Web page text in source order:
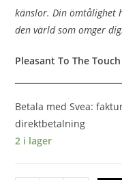
känslor. Din ömtålighet
den värld som omger dig.
Pleasant To The Touch
Betala med Svea:
direktbetalning
2 i lager